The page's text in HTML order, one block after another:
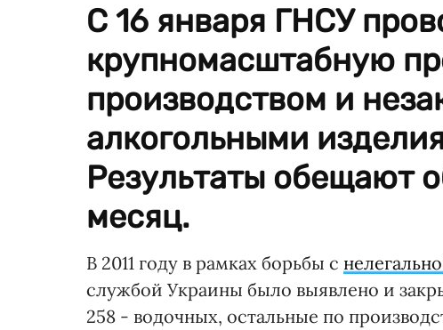
С 16 января ГНСУ
крупномасштабную
производством и
алкогольными
Результаты обещают
месяц.
В 2011 году в рамках борьбы с
службой Украины было выявлено и
258 - водочных, остальные по